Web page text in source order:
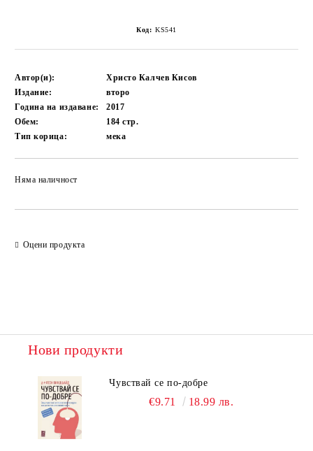
Код: KS541
Автор(и):
Христо Калчев Кисов
Издание:
второ
Година на издаване:
2017
Обем:
184стр.
Тип корица:
мека
Няма наличност
Оцени продукта
Нови продукти
Чувствай се по-добре
€9.71 18.99 лв.